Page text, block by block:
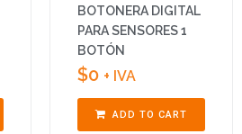
BOTONERA DIGITAL
PARA SENSORES 1
BOTÓN
$0 + IVA
ADD TO CART